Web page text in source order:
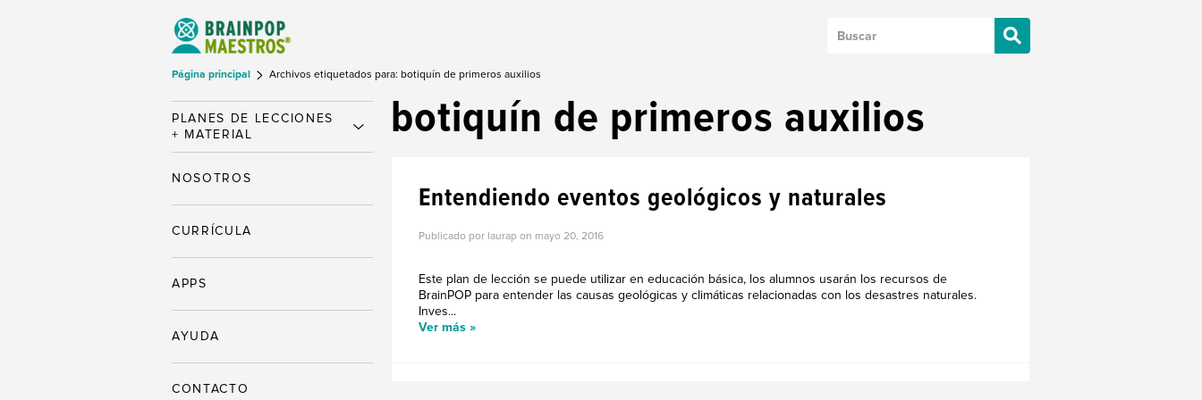
Página principal Archivos etiquetados para: botiquín de primeros auxilios
botiquín de primeros auxilios
Entendiendo eventos geológicos y naturales
Publicado por laurap on mayo 20, 2016
Este plan de lección se puede utilizar en educación básica, los alumnos usarán los recursos de
BrainPOP para entender las causas geológicas y climáticas relacionadas con los desastres naturales.
Inves...
Ver más »
PLANES DE LECCIONES
+ MATERIAL
NOSOTROS
CURRÍCULA
APPS
AYUDA
CONTACTO